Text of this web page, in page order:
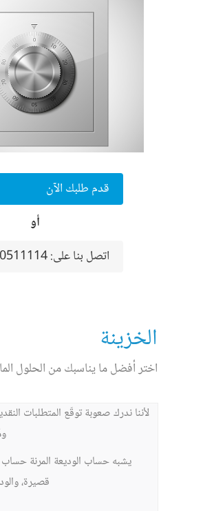
قدم طلبك الآن
أو
اتصل بنا على:
الخزينة
اختر أفضل ما يناسبك من الحلول
لأننا ندرك صعوبة توقّع المتطلبات
يشبه حساب الوديعة المرنة
قصيرة،